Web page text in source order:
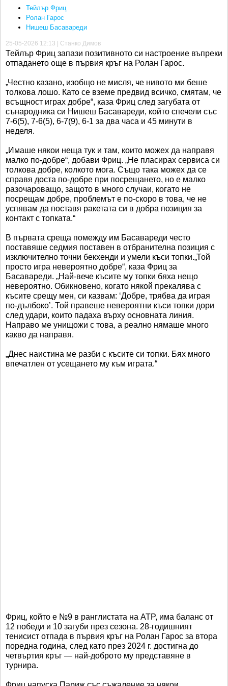
Тейлър Фриц
Ролан Гарос
Нишеш Басавареди
25-05-2026 12:13 | Станко Димов
Тейлър Фриц запази позитивното си настроение въпреки
отпадането още в първия кръг на Ролан Гарос.
„Честно казано, изобщо не мисля, че нивото ми беше
толкова лошо. Като се вземе предвид всичко, смятам, че
всъщност играх добре“, каза Фриц след загубата от
сънародника си Нишеш Басавареди, който спечели със
7-6(5), 7-6(5), 6-7(9), 6-1 за два часа и 45 минути в
неделя.
„Имаше някои неща тук и там, които можех да направя
малко по-добре“, добави Фриц. „Не пласирах сервиса си
толкова добре, колкото мога. Също така можех да се
справя доста по-добре при посрещането, но е малко
разочароващо, защото в много случаи, когато не
посрещам добре, проблемът е по-скоро в това, че не
успявам да поставя ракетата си в добра позиция за
контакт с топката.“
В първата среща помежду им Басавареди често
поставяше седмия поставен в отбранителна позиция с
изключително точни бекхенди и умели къси топки.„Той
просто игра невероятно добре“, каза Фриц за
Басавареди. „Най-вече късите му топки бяха нещо
невероятно. Обикновено, когато някой прекалява с
късите срещу мен, си казвам: ‘Добре, трябва да играя
по-дълбоко’. Той правеше невероятни къси топки дори
след удари, които падаха върху основната линия.
Направо ме унищожи с това, а реално нямаше много
какво да направя.
„Днес наистина ме разби с късите си топки. Бях много
впечатлен от усещането му към играта.“
Фриц, който е №9 в ранглистата на ATP, има баланс от
12 победи и 10 загуби през сезона. 28-годишният
тенисист отпада в първия кръг на Ролан Гарос за втора
поредна година, след като през 2024 г. достигна до
четвъртия кръг — най-доброто му представяне в
турнира.